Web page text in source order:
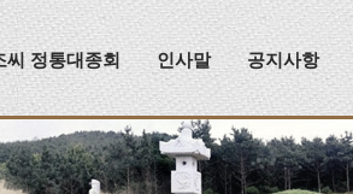
씨 정통대종회 인사말 공지사항